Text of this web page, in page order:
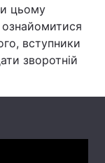
цьому
ознайомитися
вступники
зворотній